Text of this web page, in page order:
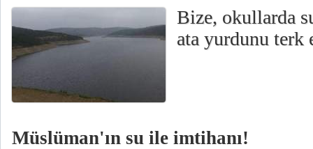
Bize, okullarda
ata yurdunu
Müslüman'ın su ile imtihanı!